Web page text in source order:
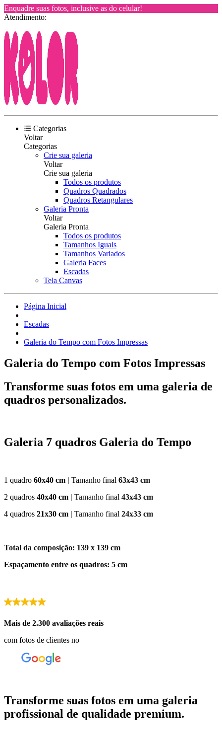
Enquadre suas fotos, inclusive as do celular!
Atendimento:
Categorias
Voltar
Categorias
Crie sua galeria
Voltar
Crie sua galeria
Todos os produtos
Quadros Quadrados
Quadros Retangulares
Galeria Pronta
Voltar
Galeria Pronta
Todos os produtos
Tamanhos Iguais
Tamanhos Variados
Galeria Faces
Escadas
Tela Canvas
Página Inicial
Escadas
Galeria do Tempo com Fotos Impressas
Galeria do Tempo com Fotos Impressas
Transforme suas fotos em uma galeria de
quadros personalizados.
Galeria 7 quadros Galeria do Tempo
1 quadro 60x40 cm | Tamanho final 63x43 cm
2 quadros 40x40 cm | Tamanho final 43x43 cm
4 quadros 21x30 cm | Tamanho final 24x33 cm
Total da composição: 139 x 139 cm
Espaçamento entre os quadros: 5 cm
Mais de 2.300 avaliações reais
com fotos de clientes no
Transforme suas fotos em uma galeria
profissional de qualidade premium.